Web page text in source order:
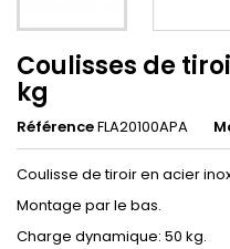
Coulisses de
kg
RéférenceFLA20100APA
Coulisse de tiroir en acier
Montage par le bas.
Charge dynamique: 50 kg.